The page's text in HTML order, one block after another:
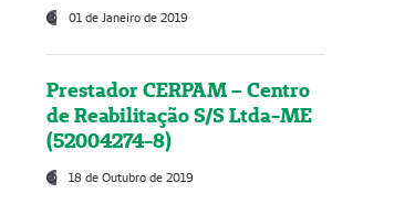
01 de Janeiro de 2019
Prestador CERPAM – Centro
de Reabilitação S/S Ltda-ME
(52004274-8)
18 de Outubro de 2019